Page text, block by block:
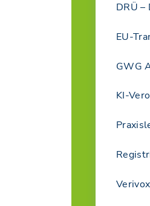
DRÜ
EU-
GWG
KI-